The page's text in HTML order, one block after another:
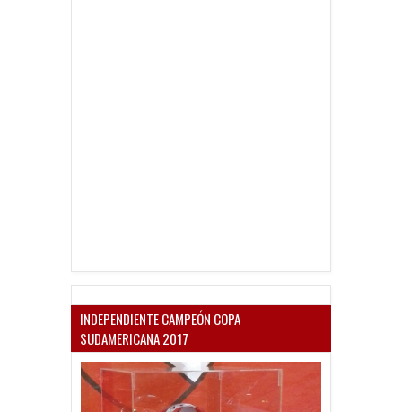
INDEPENDIENTE CAMPEÓN COPA
SUDAMERICANA 2017